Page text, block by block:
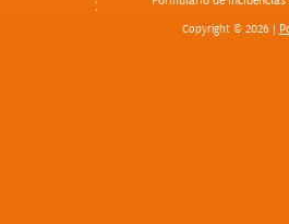
Copyright © 2026 |